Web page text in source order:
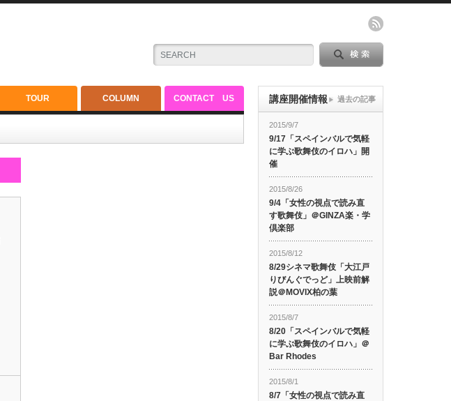
TOUR COLUMN CONTACT US 講座開催情報
2015/9/7
9/17「スペインバルで気軽
に学ぶ歌舞伎のイロハ」開
催
2015/8/26
9/4「女性の視点で読み直
す歌舞伎」＠GINZA楽・学
倶楽部
2015/8/12
8/29シネマ歌舞伎「大江戸
りびんぐでっど」上映前解
説＠MOVIX柏の葉
2015/8/7
8/20「スペインバルで気軽
に学ぶ歌舞伎のイロハ」＠
Bar Rhodes
2015/8/1
8/7「女性の視点で読み直
過去の記事